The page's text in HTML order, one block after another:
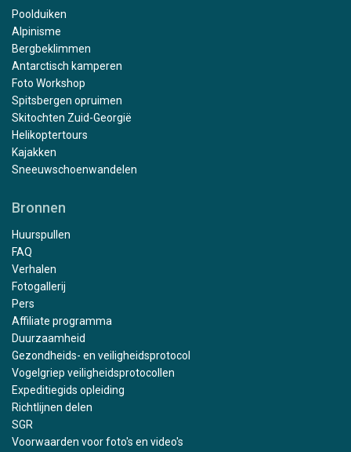
Poolduiken
Alpinisme
Bergbeklimmen
Antarctisch kamperen
Foto Workshop
Spitsbergen opruimen
Skitochten Zuid-Georgië
Helikoptertours
Kajakken
Sneeuwschoenwandelen
Bronnen
Huurspullen
FAQ
Verhalen
Fotogallerij
Pers
Affiliate programma
Duurzaamheid
Gezondheids- en veiligheidsprotocol
Vogelgriep veiligheidsprotocollen
Expeditiegids opleiding
Richtlijnen delen
SGR
Voorwaarden voor foto's en video's